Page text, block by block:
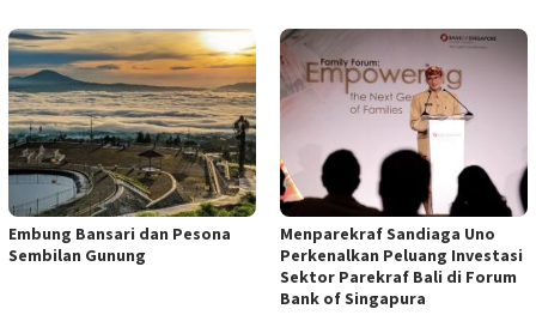
Embung Bansari dan Pesona
Sembilan Gunung
Menparekraf Sandiaga Uno
Perkenalkan Peluang Investasi
Sektor Parekraf Bali di Forum
Bank of Singapura